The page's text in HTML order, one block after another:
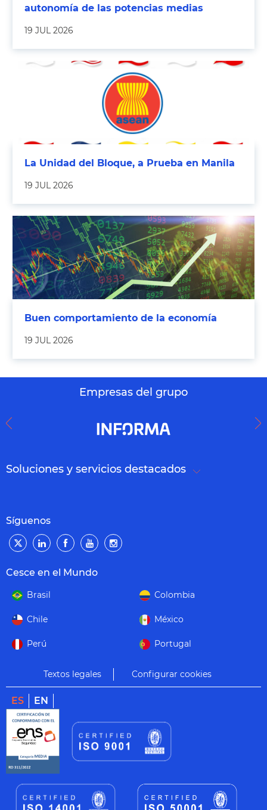
autonomía de las potencias medias
19 JUL 2026
La Unidad del Bloque, a Prueba en Manila
19 JUL 2026
Buen comportamiento de la economía
19 JUL 2026
Empresas del grupo
Soluciones y servicios destacados
Síguenos
Cesce en el Mundo
Brasil Colombia
Chile México
Perú Portugal
Textos legales Configurar cookies
ES EN